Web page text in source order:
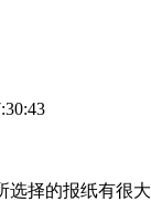
择的报纸有很